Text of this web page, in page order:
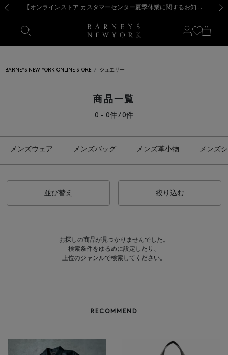
新規登録のお客様も対象！＜MY BARNEYS＞会員のお客様は11,000円（税込）以上のお買上げで常時送料無料！お買い物の際は会員登録を！
【夏季休業に伴う出荷一時停止のお知らせ】(2026.8.7) 【オンラインストア カスタマーセンター夏季休業に関するお知らせ】（2026.8.7）
【夏季休業に伴う返品・交換承り一時停止のお知らせ】（2026.8.5）
熊本県を中心とした地震の影響によるお荷物のお届けについて
【開催中】SUMMER SALEのご案内・ご注意事項 新規登録のお客様も対象！＜MY BARNEYS＞会員のお客様は11,000円（税込）以上のお買上げで常時送料無料！お買い物の際は会員登録を！
【夏季休業に伴う出荷一時停止のお知らせ】(2026.8.7)
BARNEYS NEW YORK ONLINE STORE ジュエリー
商品一覧
0 - 0件 / 0件
メンズウェア メンズバッグ メンズ革小物 メンズ
並び替え 絞り込む
お探しの商品が見つかりませんでした。
検索条件をゆるめに設定したり、
上位のジャンルで検索してください。
RECOMMEND